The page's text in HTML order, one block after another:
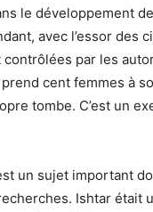
le développement
avec l’essor
par les
cent femmes à
tombe. C’est un
un sujet important
Ishtar était